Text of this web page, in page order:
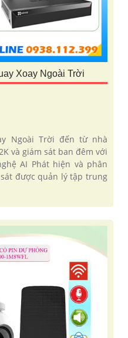
Xoay Ngoài Trời
Ngoài Trời đến từ nhà
và giám sát ban đêm với
AI Phát hiện và phân
được quản lý tập trung